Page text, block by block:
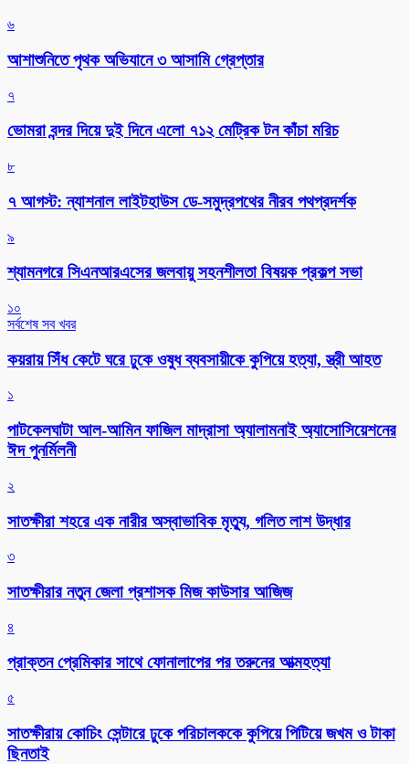
৬
আশাশুনিতে পৃথক অভিযানে ৩ আসামি গ্রেপ্তার
৭
ভোমরা বন্দর দিয়ে দুই দিনে এলো ৭১২ মেট্রিক টন কাঁচা মরিচ
৮
৭ আগস্ট: ন্যাশনাল লাইটহাউস ডে-সমুদ্রপথের নীরব পথপ্রদর্শক
৯
শ্যামনগরে সিএনআরএসের জলবায়ু সহনশীলতা বিষয়ক প্রকল্প সভা
১০
সর্বশেষ সব খবর
কয়রায় সিঁধ কেটে ঘরে ঢুকে ওষুধ ব্যবসায়ীকে কুপিয়ে হত্যা, স্ত্রী আহত
১
পাটকেলঘাটা আল-আমিন ফাজিল মাদ্রাসা অ্যালামনাই অ্যাসোসিয়েশনের
ঈদ পুনর্মিলনী
২
সাতক্ষীরা শহরে এক নারীর অস্বাভাবিক মৃত্যু, গলিত লাশ উদ্ধার
৩
সাতক্ষীরার নতুন জেলা প্রশাসক মিজ কাউসার আজিজ
৪
প্রাক্তন প্রেমিকার সাথে ফোনালাপের পর তরুনের আত্মহত্যা
৫
সাতক্ষীরায় কোচিং সেন্টারে ঢুকে পরিচালককে কুপিয়ে পিটিয়ে জখম ও টাকা
ছিনতাই